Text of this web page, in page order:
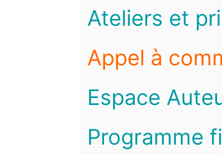
Ateliers et
Appel à
Espace
Programme